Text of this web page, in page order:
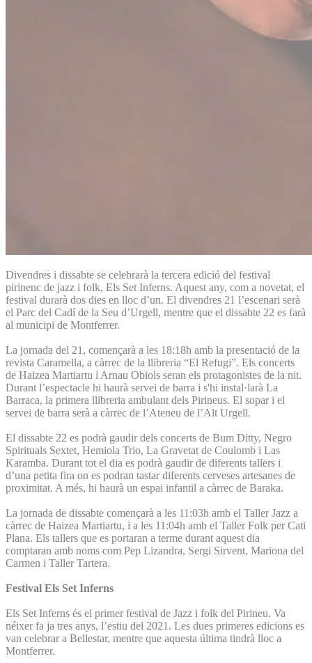
Divendres i dissabte se celebrarà la tercera edició del festival
pirinenc de jazz i folk, Els Set Inferns. Aquest any, com a novetat, el
festival durarà dos dies en lloc d’un. El divendres 21 l’escenari serà
el Parc del Cadí de la Seu d’Urgell, mentre que el dissabte 22 es farà
al municipi de Montferrer.
La jornada del 21, començarà a les 18:18h amb la presentació de la
revista Caramella, a càrrec de la llibreria “El Refugi”. Els concerts
de Haizea Martiartu i Arnau Obiols seran els protagonistes de la nit.
Durant l’espectacle hi haurà servei de barra i s'hi instal·larà La
Barraca, la primera llibreria ambulant dels Pirineus. El sopar i el
servei de barra serà a càrrec de l’Ateneu de l’Alt Urgell.
El dissabte 22 es podrà gaudir dels concerts de Bum Ditty, Negro
Spirituals Sextet, Hemiola Trio, La Gravetat de Coulomb i Las
Karamba. Durant tot el dia es podrà gaudir de diferents tallers i
d’una petita fira on es podran tastar diferents cerveses artesanes de
proximitat. A més, hi haurà un espai infantil a càrrec de Baraka.
La jornada de dissabte començarà a les 11:03h amb el Taller Jazz a
càrrec de Haizea Martiartu, i a les 11:04h amb el Taller Folk per Cati
Plana. Els tallers que es portaran a terme durant aquest dia
comptaran amb noms com Pep Lizandra, Sergi Sirvent, Mariona del
Carmen i Taller Tartera.
Festival Els Set Inferns
Els Set Inferns és el primer festival de Jazz i folk del Pirineu. Va
néixer fa ja tres anys, l’estiu del 2021. Les dues primeres edicions es
van celebrar a Bellestar, mentre que aquesta última tindrà lloc a
Montferrer.